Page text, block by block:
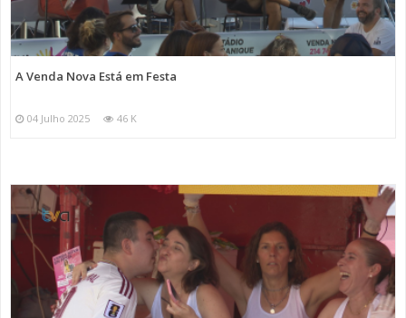
A Venda Nova Está em Festa
04 Julho 2025 46 K